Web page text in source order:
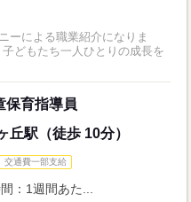
ーによる職業紹介になりま
どもたち一人ひとりの成長を
保育指導員
丘駅（徒歩 10分）
交通費一部支給
：1週間あた...